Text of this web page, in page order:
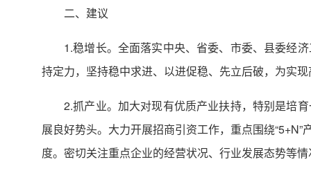
二、建议
1.稳增长。全面落实中央、省委、市委、县委经
持定力，坚持稳中求进、以进促稳、先立后破，为实
2.抓产业。加大对现有优质产业扶持，特别是培
展良好势头。大力开展招商引资工作，重点围绕
度。密切关注重点企业的经营状况、行业发展态势等